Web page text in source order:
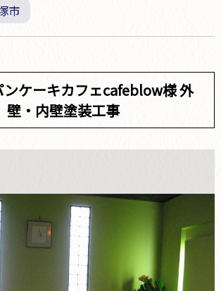
市
ケーキカフェcafeblow様 外
壁・内壁塗装工事